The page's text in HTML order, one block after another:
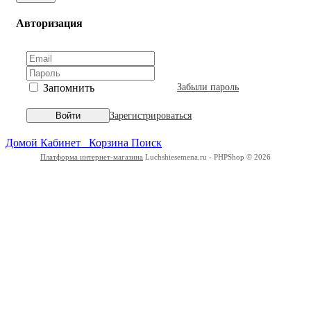
Авторизация
Запомнить Забыли пароль
Войти Зарегистрироваться
Домой Кабинет Корзина Поиск
Платформа интернет-магазина Luchshiesemena.ru - PHPShop © 2026